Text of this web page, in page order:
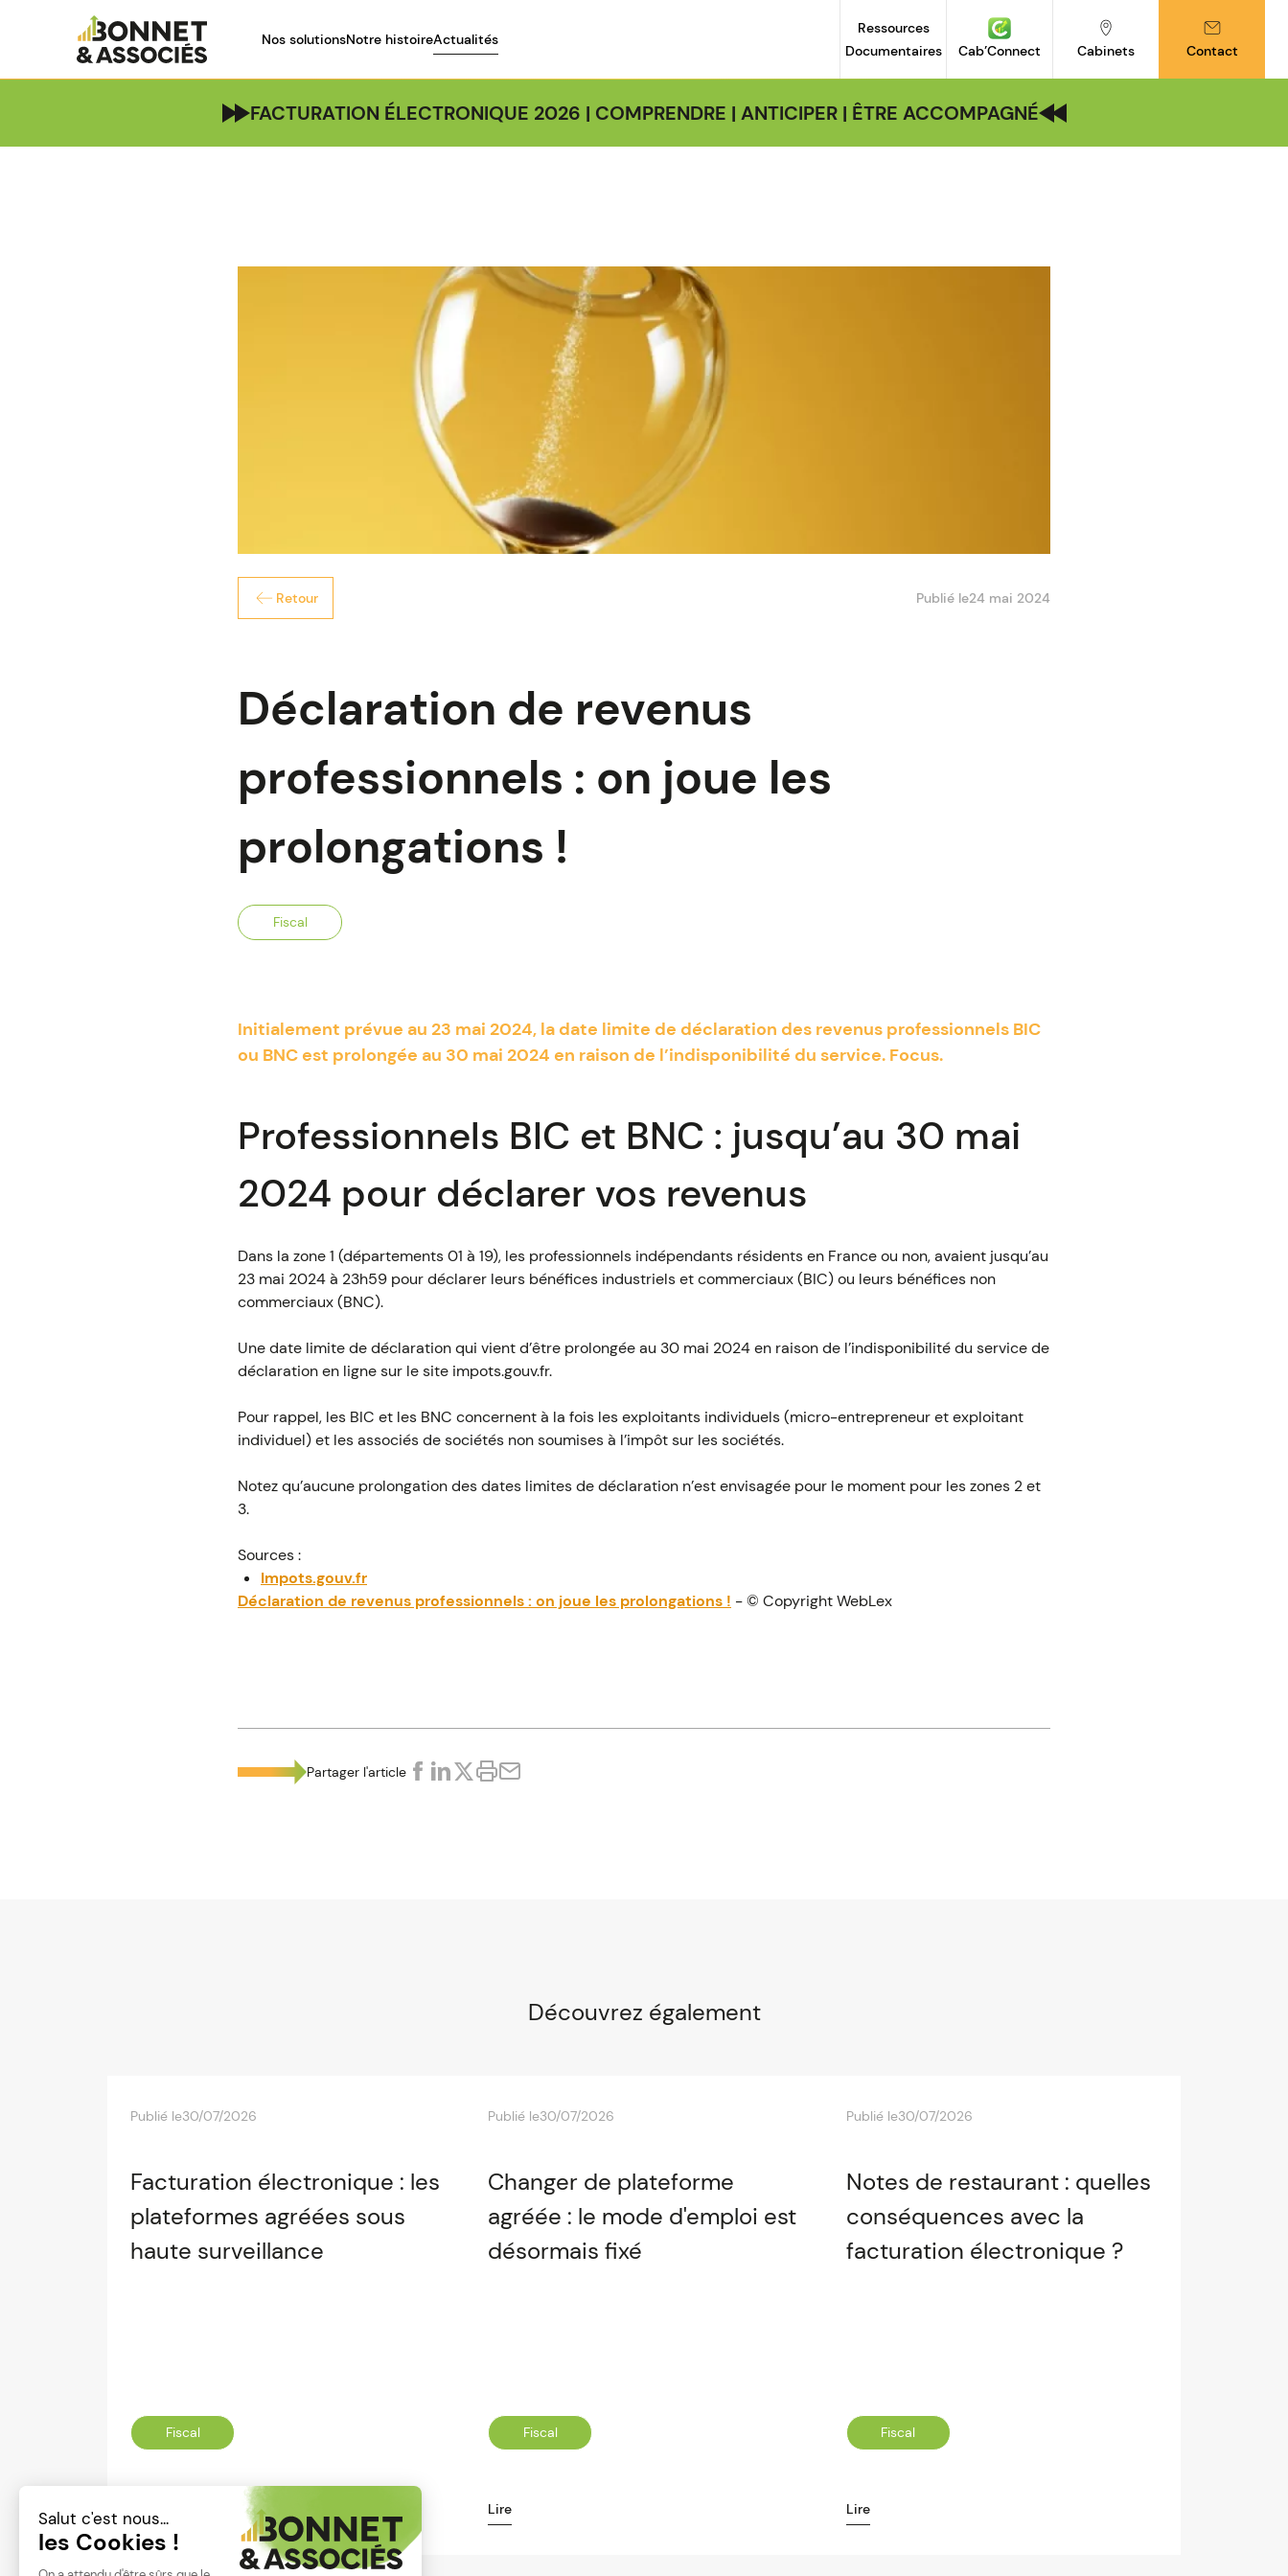
Nos solutionsNotre histoireActualités
Ressources
Documentaires
Cab’Connect Cabinets Contact
FACTURATION ÉLECTRONIQUE 2026 | COMPRENDRE | ANTICIPER | ÊTRE ACCOMPAGNÉ
Retour Publié le24 mai 2024
Déclaration de revenus
professionnels : on joue les
prolongations !
Fiscal
Initialement prévue au 23 mai 2024, la date limite de déclaration des revenus professionnels BIC
ou BNC est prolongée au 30 mai 2024 en raison de l’indisponibilité du service. Focus.
Professionnels BIC et BNC : jusqu’au 30 mai
2024 pour déclarer vos revenus
Dans la zone 1 (départements 01 à 19), les professionnels indépendants résidents en France ou non, avaient jusqu’au
23 mai 2024 à 23h59 pour déclarer leurs bénéfices industriels et commerciaux (BIC) ou leurs bénéfices non
commerciaux (BNC).
Une date limite de déclaration qui vient d’être prolongée au 30 mai 2024 en raison de l’indisponibilité du service de
déclaration en ligne sur le site impots.gouv.fr.
Pour rappel, les BIC et les BNC concernent à la fois les exploitants individuels (micro-entrepreneur et exploitant
individuel) et les associés de sociétés non soumises à l’impôt sur les sociétés.
Notez qu’aucune prolongation des dates limites de déclaration n’est envisagée pour le moment pour les zones 2 et
3.
Sources :
Impots.gouv.fr
Déclaration de revenus professionnels : on joue les prolongations ! - © Copyright WebLex
Partager l'article
Découvrez également
Publié le30/07/2026
Facturation électronique : les
plateformes agréées sous
haute surveillance
Fiscal
Publié le30/07/2026
Changer de plateforme
agréée : le mode d'emploi est
désormais fixé
Fiscal
Lire
Publié le30/07/2026
Notes de restaurant : quelles
conséquences avec la
facturation électronique ?
Fiscal
Lire